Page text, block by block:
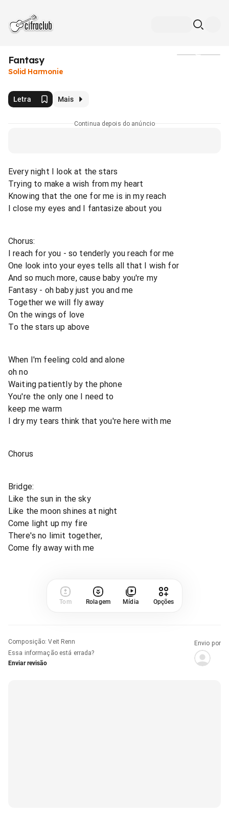
Fantasy
Solid Harmonie
Letra Mais
Continua depois do anúncio
Every night I look at the stars
Trying to make a wish from my heart
Knowing that the one for me is in my reach
I close my eyes and I fantasize about you
Chorus:
I reach for you - so tenderly you reach for me
One look into your eyes tells all that I wish for
And so much more, cause baby you're my
Fantasy - oh baby just you and me
Together we will fly away
On the wings of love
To the stars up above
When I'm feeling cold and alone
oh no
Waiting patiently by the phone
You're the only one I need to
keep me warm
I dry my tears think that you're here with me
Chorus
Bridge:
Like the sun in the sky
Like the moon shines at night
Come light up my fire
There's no limit together,
Come fly away with me
Tom Rolagem Mídia Opções
Composição:Veit Renn
Essa informação está errada?
Enviar revisão
Envio por